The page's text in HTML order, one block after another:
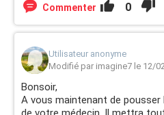
Commenter 0
Utilisateur anonyme
Modifié par imagine7 le 12/
Bonsoir,
A vous maintenant de